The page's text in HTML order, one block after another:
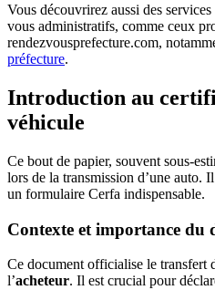
Vous découvrirez aussi des
vous administratifs, comme ceux
rendezvousprefecture.com,
préfecture.
Introduction au
véhicule
Ce bout de papier, souvent sous-
lors de la transmission d’une auto.
un formulaire Cerfa indispensable.
Contexte et importance du
Ce document officialise le transfert
l’acheteur. Il est crucial pour